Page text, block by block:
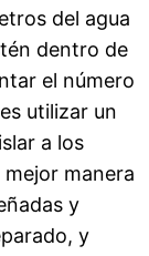
del agua
dentro de
el número
utilizar un
a los
mejor manera
y
y